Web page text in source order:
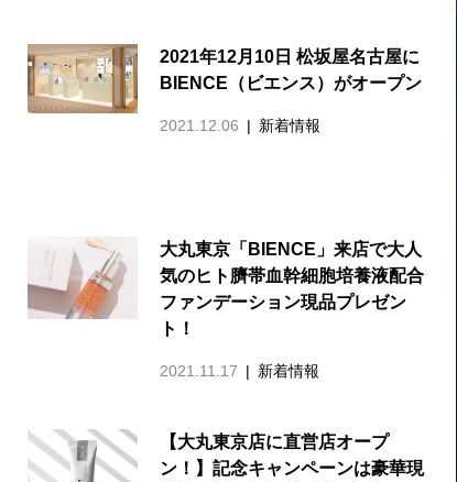
2021年12月10日 松坂屋名古屋に
BIENCE（ビエンス）がオープン
2021.12.06 新着情報
大丸東京「BIENCE」来店で大人
気のヒト臍帯血幹細胞培養液配合
ファンデーション現品プレゼン
ト！
2021.11.17 新着情報
【大丸東京店に直営店オープ
ン！】記念キャンペーンは豪華現